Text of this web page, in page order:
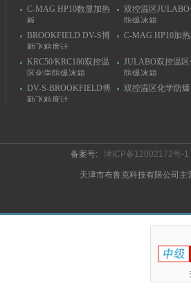
C-MAG HP10数显加热
板
双控温区
防爆冰箱
BROOKFIELD DV-S博
勒飞粘度计
C-MAG HP10加
KRC50/KRC180双控温
区化学防爆冰箱
JULABO双控温
防爆冰箱
DV-S-BROOKFIELD博
勒飞粘度计
双控温区化学防
备案号:津ICP备12002172号-1
天津市布鲁克科技有限公司主